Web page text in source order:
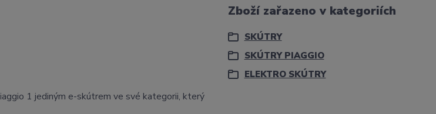
1 jediným e-skútrem ve své kategorii, který
Zboží zařazeno v kategoriích
SKÚTRY
SKÚTRY PIAGGIO
ELEKTRO SKÚTRY